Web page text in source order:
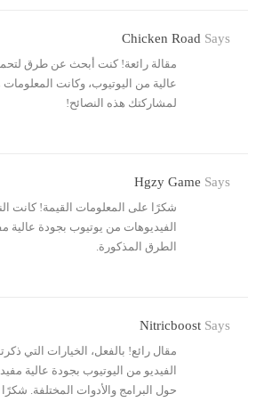
Chicken Road Says
مقالة رائعة! كنت أبحث عن طرق
عالية من اليوتيوب، وكانت المعلومات
لمشاركتك هذه النصائح!
Hgzy Game Says
شكرًا على المعلومات القيمة! كانت
الفيديوهات من يوتيوب بجودة عالية
الطرق المذكورة.
Nitricboost Says
مقال رائع! بالفعل، الخيارات التي
الفيديو من اليوتيوب بجودة عالية
حول البرامج والأدوات المختلفة.